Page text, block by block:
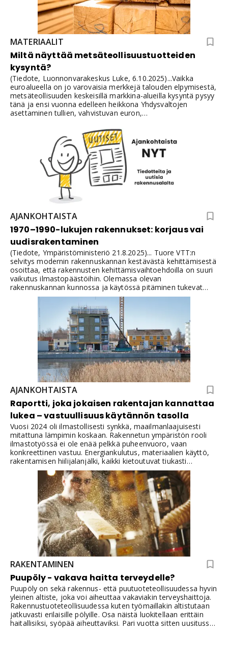
MATERIAALIT
Miltä näyttää metsäteollisuustuotteiden
kysyntä?
(Tiedote, Luonnonvarakeskus Luke, 6.10.2025)...Vaikka
euroalueella on jo varovaisia merkkejä talouden elpymisestä,
metsäteollisuuden keskeisillä markkina-alueilla kysyntä pysyy
tänä ja ensi vuonna edelleen heikkona Yhdysvaltojen
asettaminen tullien, vahvistuvan euron,
luottamuksen vuoksi. Kotimaan hakkuumäärät ja puun tuonti
pysyvät vuonna 2026 kuluvan vuoden tasolla. Kantohintojen
ennakoidaan alenevan korkeiden puuvarastojen ja
tuotannonrajoitusten vuoksi, selviää Luonnonvarakeskuksen
(Luke) Metsäsektorin suhdannekatsauksesta.
AJANKOHTAISTA
1970–1990-lukujen rakennukset: korjaus vai
uudisrakentaminen
(Tiedote, Ympäristöministeriö 21.8.2025)... Tuore VTT:n
selvitys modernin rakennuskannan kestävästä kehittämisestä
osoittaa, että rakennusten kehittämisvaihtoehdoilla on suuri
vaikutus ilmastopäästöihin. Olemassa olevan
rakennuskannan kunnossa ja käytössä pitäminen tukevat
kokonaisvaltaista kestävyyttä ja auttavat saavuttamaan
energiatehokkuus- ja kiertotaloustavoitteet. Näistä syistä
toiminnoille tulisi etsiä tiloja olemassa olevasta
rakennuskannasta purkamisen ja uuden rakentamisen sijaan.
AJANKOHTAISTA
Raportti, joka jokaisen rakentajan kannattaa
lukea – vastuullisuus käytännön tasolla
Vuosi 2024 oli ilmastollisesti synkkä, maailmanlaajuisesti
mitattuna lämpimin koskaan. Rakennetun ympäristön rooli
ilmastotyössä ei ole enää pelkkä puheenvuoro, vaan
konkreettinen vastuu. Energiankulutus, materiaalien käyttö,
rakentamisen hiilijalanjälki, kaikki kietoutuvat tiukasti
rakennusratkaisuihin ja ammattilaisten arjen valintoihin.
RAKENTAMINEN
Puupöly - vakava haitta terveydelle?
Puupöly on sekä rakennus- että puutuoteteollisuudessa hyvin
yleinen altiste, joka voi aiheuttaa vakaviakin terveyshaittoja.
Rakennustuoteteollisuudessa kuten työmaillakin altistutaan
jatkuvasti erilaisille pölyille. Osa näistä luokitellaan erittäin
haitallisiksi, syöpää aiheuttaviksi. Pari vuotta sitten uusitussa